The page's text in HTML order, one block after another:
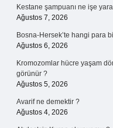
Kestane şampuanı ne işe
Ağustos 7, 2026
Bosna-Hersek’te hangi para
Ağustos 6, 2026
Kromozomlar hücre yaşam
görünür ?
Ağustos 5, 2026
Avarif ne demektir ?
Ağustos 4, 2026